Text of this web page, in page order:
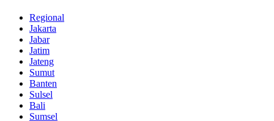
Regional
Jakarta
Jabar
Jatim
Jateng
Sumut
Banten
Sulsel
Bali
Sumsel